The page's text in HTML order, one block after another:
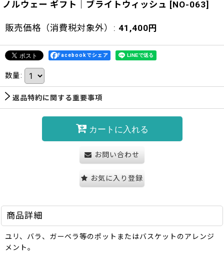
ノルウェー ギフト｜ブライトウィッシュ [NO-063]
販売価格（消費税対象外） : 41,400 円
Facebookでシェア
数量:
返品特約に関する重要事項
カートに入れる
お問い合わせ
お気に入り登録
商品詳細
ユリ、バラ、ガーベラ等のポットまたはバスケットのアレンジ
メント。